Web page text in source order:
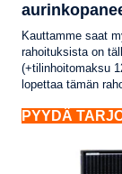
Kauttamme saat
rahoituksista on
(+tilinhoitomaksu
lopettaa tämän
PYYDÄ